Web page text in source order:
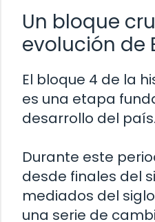
Un bloque
evolución de
El bloque 4 de la
es una etapa
desarrollo del país.
Durante este
desde finales del
mediados del siglo
una serie de